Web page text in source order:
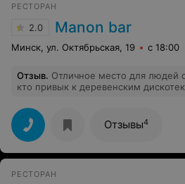
РЕСТОРАН
2.0 Manon bar
Минск, ул. Октябрьская, 19 с 18:00
Отзыв. Отличное место для людей
кто привык к деревенским
Отзывы4
РЕСТОРАН